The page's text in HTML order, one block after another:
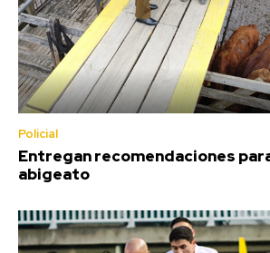
Policial
Entregan recomendaciones
abigeato